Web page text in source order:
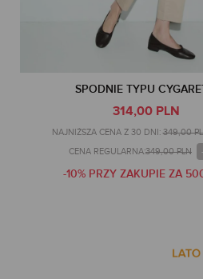
SPODNIE TYPU
314,00 PLN
NAJNIŻSZA CENA Z 30 DNI: 349,00
CENA REGULARNA:349,00 PLN
-10% PRZY ZAKUPIE ZA